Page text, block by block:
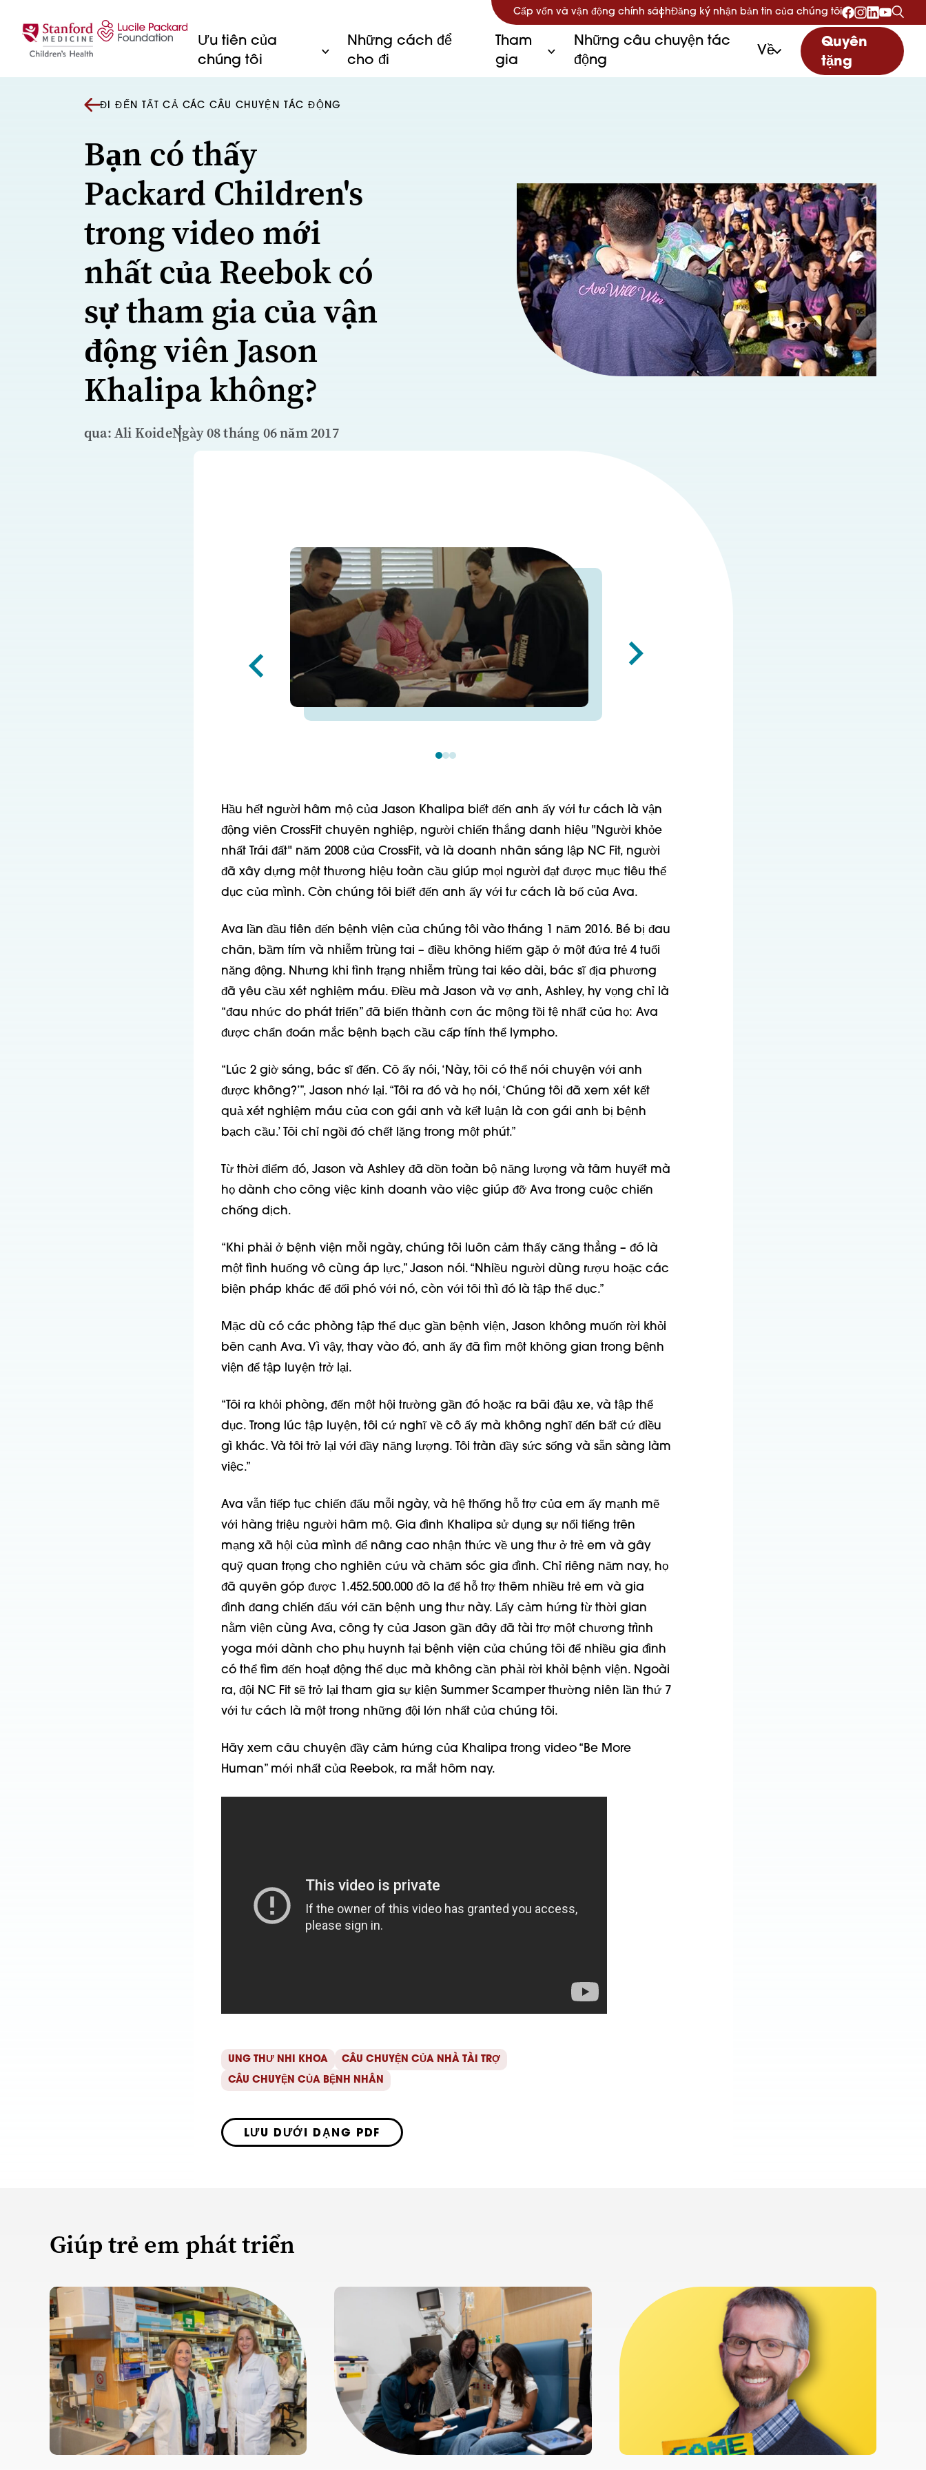
Cấp vốn và vận động chính sáchĐăng ký nhận bản tin của chúng tôi
Ưu tiên của
chúng tôi
Những cách để
cho đi
Tham
gia
Những câu chuyện tác
động
Về
Quyên
tặng
ĐI ĐẾN TẤT CẢ CÁC CÂU CHUYỆN TÁC ĐỘNG
Bạn có thấy
Packard Children's
trong video mới
nhất của Reebok có
sự tham gia của vận
động viên Jason
Khalipa không?
qua: Ali KoideNgày 08 tháng 06 năm 2017
Hầu hết người hâm mộ của Jason Khalipa biết đến anh ấy với tư cách là vận
động viên CrossFit chuyên nghiệp, người chiến thắng danh hiệu "Người khỏe
nhất Trái đất" năm 2008 của CrossFit, và là doanh nhân sáng lập NC Fit, người
đã xây dựng một thương hiệu toàn cầu giúp mọi người đạt được mục tiêu thể
dục của mình. Còn chúng tôi biết đến anh ấy với tư cách là bố của Ava.
Ava lần đầu tiên đến bệnh viện của chúng tôi vào tháng 1 năm 2016. Bé bị đau
chân, bầm tím và nhiễm trùng tai – điều không hiếm gặp ở một đứa trẻ 4 tuổi
năng động. Nhưng khi tình trạng nhiễm trùng tai kéo dài, bác sĩ địa phương
đã yêu cầu xét nghiệm máu. Điều mà Jason và vợ anh, Ashley, hy vọng chỉ là
“đau nhức do phát triển” đã biến thành cơn ác mộng tồi tệ nhất của họ: Ava
được chẩn đoán mắc bệnh bạch cầu cấp tính thể lympho.
“Lúc 2 giờ sáng, bác sĩ đến. Cô ấy nói, ‘Này, tôi có thể nói chuyện với anh
được không?’”, Jason nhớ lại. “Tôi ra đó và họ nói, ‘Chúng tôi đã xem xét kết
quả xét nghiệm máu của con gái anh và kết luận là con gái anh bị bệnh
bạch cầu.’ Tôi chỉ ngồi đó chết lặng trong một phút.”
Từ thời điểm đó, Jason và Ashley đã dồn toàn bộ năng lượng và tâm huyết mà
họ dành cho công việc kinh doanh vào việc giúp đỡ Ava trong cuộc chiến
chống dịch.
“Khi phải ở bệnh viện mỗi ngày, chúng tôi luôn cảm thấy căng thẳng – đó là
một tình huống vô cùng áp lực,” Jason nói. “Nhiều người dùng rượu hoặc các
biện pháp khác để đối phó với nó, còn với tôi thì đó là tập thể dục.”
Mặc dù có các phòng tập thể dục gần bệnh viện, Jason không muốn rời khỏi
bên cạnh Ava. Vì vậy, thay vào đó, anh ấy đã tìm một không gian trong bệnh
viện để tập luyện trở lại.
“Tôi ra khỏi phòng, đến một hội trường gần đó hoặc ra bãi đậu xe, và tập thể
dục. Trong lúc tập luyện, tôi cứ nghĩ về cô ấy mà không nghĩ đến bất cứ điều
gì khác. Và tôi trở lại với đầy năng lượng. Tôi tràn đầy sức sống và sẵn sàng làm
việc.”
Ava vẫn tiếp tục chiến đấu mỗi ngày, và hệ thống hỗ trợ của em ấy mạnh mẽ
với hàng triệu người hâm mộ. Gia đình Khalipa sử dụng sự nổi tiếng trên
mạng xã hội của mình để nâng cao nhận thức về ung thư ở trẻ em và gây
quỹ quan trọng cho nghiên cứu và chăm sóc gia đình. Chỉ riêng năm nay, họ
đã quyên góp được 1.452.500.000 đô la để hỗ trợ thêm nhiều trẻ em và gia
đình đang chiến đấu với căn bệnh ung thư này. Lấy cảm hứng từ thời gian
nằm viện cùng Ava, công ty của Jason gần đây đã tài trợ một chương trình
yoga mới dành cho phụ huynh tại bệnh viện của chúng tôi để nhiều gia đình
có thể tìm đến hoạt động thể dục mà không cần phải rời khỏi bệnh viện. Ngoài
ra, đội NC Fit sẽ trở lại tham gia sự kiện Summer Scamper thường niên lần thứ 7
với tư cách là một trong những đội lớn nhất của chúng tôi.
Hãy xem câu chuyện đầy cảm hứng của Khalipa trong video “Be More
Human” mới nhất của Reebok, ra mắt hôm nay.
UNG THƯ NHI KHOA
CÂU CHUYỆN CỦA NHÀ TÀI TRỢ
CÂU CHUYỆN CỦA BỆNH NHÂN
LƯU DƯỚI DẠNG PDF
Giúp trẻ em phát triển